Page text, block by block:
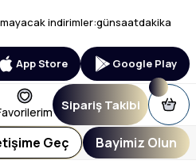
indirimler:günsaatdakika
App Store Google Play
Sipariş Takibi
Geç Bayimiz Olun